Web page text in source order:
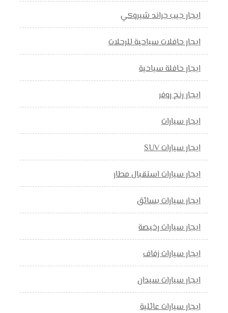
ايجار جيب جراند شيروكي
ايجار حافلات سياحية للرحلات
ايجار حافلة سياحية
ايجار رنج روفر
ايجار سيارات
ايجار سيارات SUV
ايجار سيارات استقبال مطار
ايجار سيارات بسائق
ايجار سيارات رخيصة
ايجار سيارات زفاف
ايجار سيارات سيدان
ايجار سيارات عائلية